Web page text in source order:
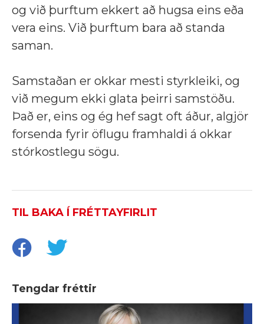
og við þurftum ekkert að hugsa eins eða
vera eins. Við þurftum bara að standa
saman.
Samstaðan er okkar mesti styrkleiki, og
við megum ekki glata þeirri samstöðu.
Það er, eins og ég hef sagt oft áður, algjör
forsenda fyrir öflugu framhaldi á okkar
stórkostlegu sögu.
TIL BAKA Í FRÉTTAYFIRLIT
Tengdar fréttir